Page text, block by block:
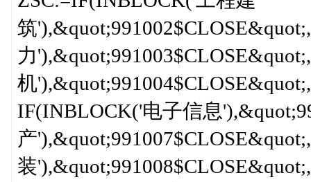
筑
力
机
IF(INBLOCK('电子信息
产
装